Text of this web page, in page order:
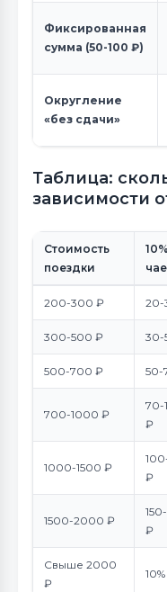
Фиксированная
сумма (50-100 ₽)
Округление
«без сдачи»
Таблица:
зависимости
Стоимость
поездки
10%
200-300 ₽ 20-
300-500 ₽ 30-
500-700 ₽ 50-
700-1000 ₽
70-
₽
1000-1500 ₽
₽
1500-2000 ₽
₽
Свыше 2000
₽
10%